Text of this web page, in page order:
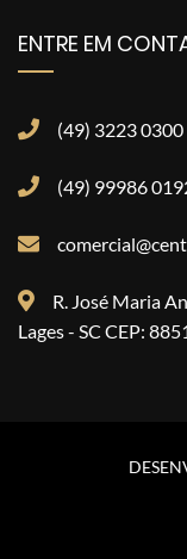
ENTRE EM
(49) 3223 0300
(49) 99986
R. José Maria
Lages - SC CEP: